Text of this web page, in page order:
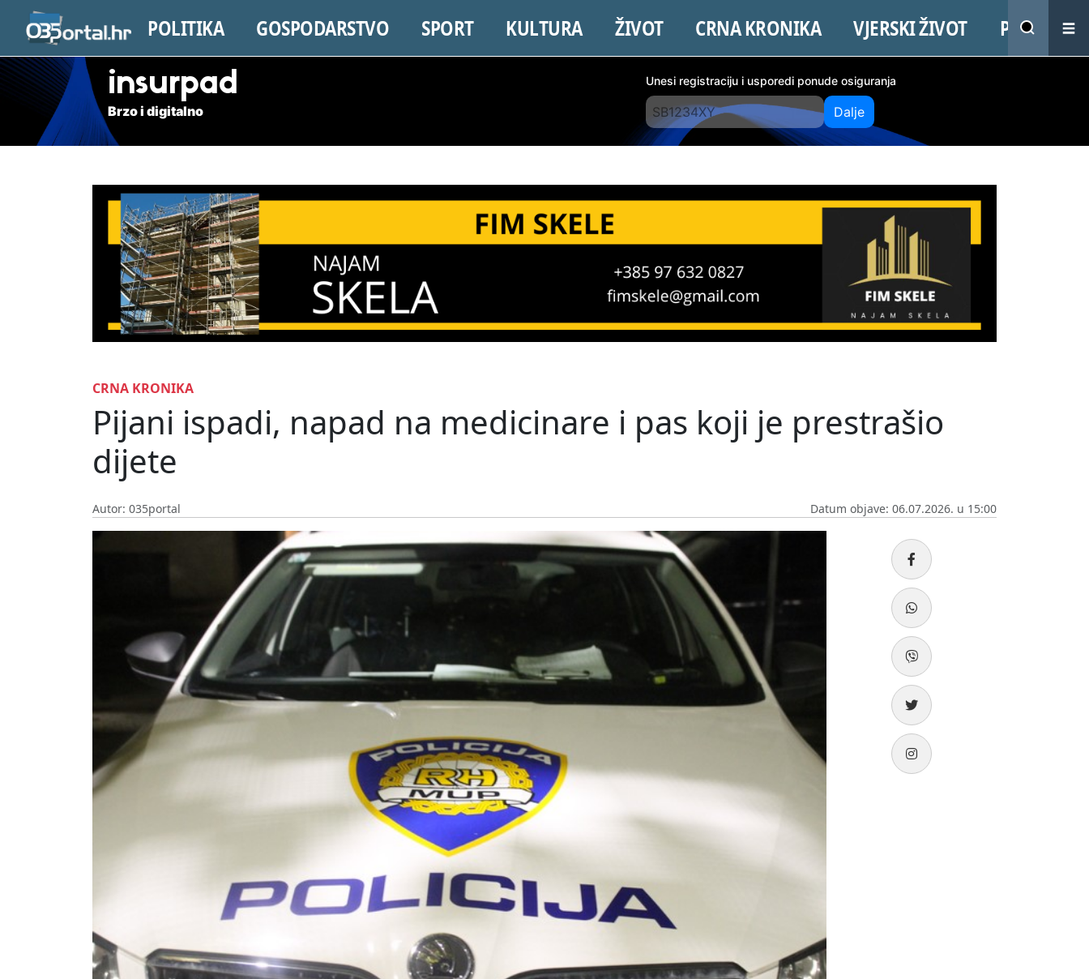
POLITIKA GOSPODARSTVO SPORT KULTURA ŽIVOT CRNA KRONIKA VJERSKI ŽIVOT PROMO
insurpad
Brzo i digitalno
Unesi registraciju i usporedi ponude osiguranja
Dalje
CRNA KRONIKA
Pijani ispadi, napad na medicinare i pas koji je prestrašio
dijete
Autor: 035portal Datum objave: 06.07.2026. u 15:00